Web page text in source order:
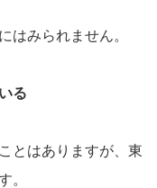
はみられません。
る
とはありますが、東
。